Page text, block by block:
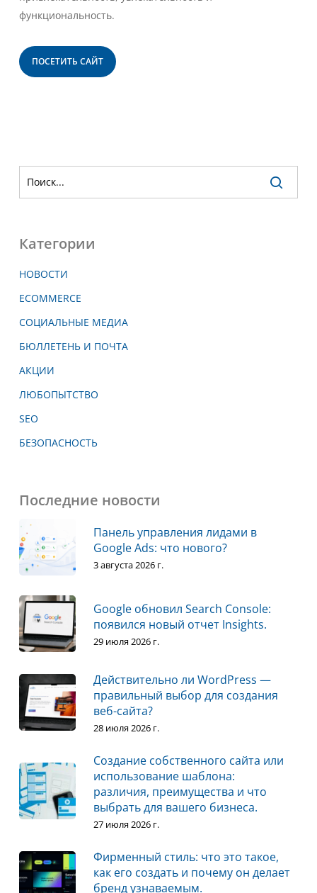
функциональность.
ПОСЕТИТЬ САЙТ
Категории
НОВОСТИ
ECOMMERCE
СОЦИАЛЬНЫЕ МЕДИА
БЮЛЛЕТЕНЬ И ПОЧТА
АКЦИИ
ЛЮБОПЫТСТВО
SEO
БЕЗОПАСНОСТЬ
Последние новости
Панель управления лидами в
Google Ads: что нового?
3 августа 2026 г.
Google обновил Search Console:
появился новый отчет Insights.
29 июля 2026 г.
Действительно ли WordPress —
правильный выбор для создания
веб-сайта?
28 июля 2026 г.
Создание собственного сайта или
использование шаблона:
различия, преимущества и что
выбрать для вашего бизнеса.
27 июля 2026 г.
Фирменный стиль: что это такое,
как его создать и почему он делает
бренд узнаваемым.